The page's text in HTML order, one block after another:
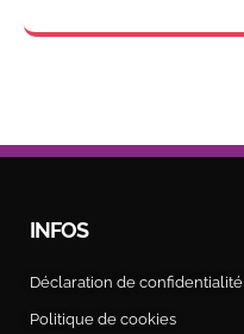
INFOS
Déclaration de confidentialité
Politique de cookies